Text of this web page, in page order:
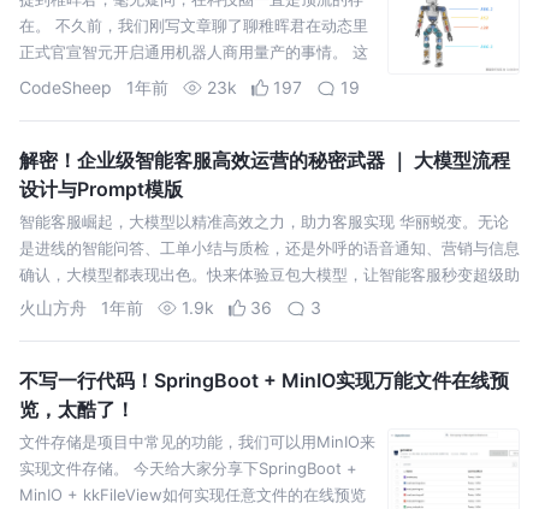
在。 不久前，我们刚写文章聊了聊稚晖君在动态里
正式官宣智元开启通用机器人商用量产的事情。 这
才过去十来天，最近，稚晖君在动态里又来了一波
CodeSheep 1年前 23k 197 19
解密！企业级智能客服高效运营的秘密武器 ｜ 大模型流程
设计与Prompt模版
智能客服崛起，大模型以精准高效之力，助力客服实现 华丽蜕变。无论
是进线的智能问答、工单小结与质检，还是外呼的语音通知、营销与信息
确认，大模型都表现出色。快来体验豆包大模型，让智能客服秒变超级助
手
火山方舟 1年前 1.9k 36 3
不写一行代码！SpringBoot + MinIO实现万能文件在线预
览，太酷了！
文件存储是项目中常见的功能，我们可以用MinIO来
实现文件存储。 今天给大家分享下SpringBoot +
MinIO + kkFileView如何实现任意文件的在线预览